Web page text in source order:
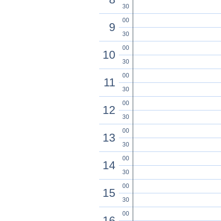
30
9
00
30
10
00
30
11
00
30
12
00
30
13
00
30
14
00
30
15
00
30
00